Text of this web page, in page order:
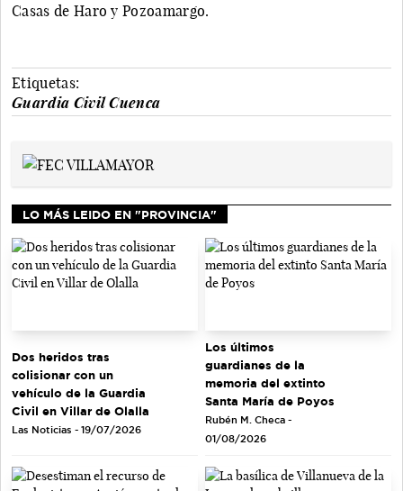
Casas de Haro y Pozoamargo.
Etiquetas:
Guardia Civil Cuenca
LO MÁS LEIDO EN "PROVINCIA"
Dos heridos tras
colisionar con un
vehículo de la Guardia
Civil en Villar de Olalla
Las Noticias - 19/07/2026
Los últimos
guardianes de la
memoria del extinto
Santa María de Poyos
Rubén M. Checa -
01/08/2026